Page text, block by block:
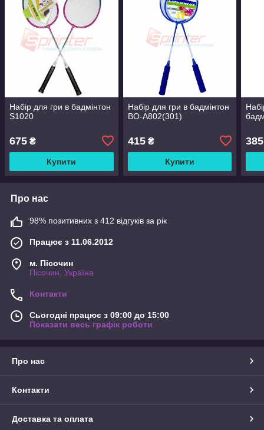
Набір для гри в бадмінтон
S1020
675 ₴
Купити
Набір для гри в бадмінтон
BO-A802(301)
415₴
Купити
385
Про нас
98% позитивних з 412 відгуків за рік
Працює з 11.06.2012
м. Пісочин
Пісочин, Україна
Контакти
Сьогодні працює з 09:00 до 15:00
Показати весь графік роботи
Про нас
Контакти
Доставка та оплата